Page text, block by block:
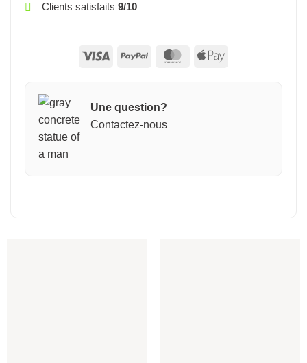
Clients satisfaits 9/10
Visa PayPal MasterCardApple
Une question?
Contactez-nous